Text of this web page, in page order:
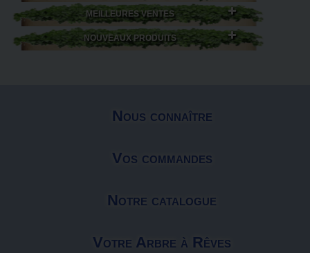
MEILLEURES VENTES
NOUVEAUX PRODUITS
Nous connaître
Vos commandes
Notre catalogue
Votre Arbre à Rêves